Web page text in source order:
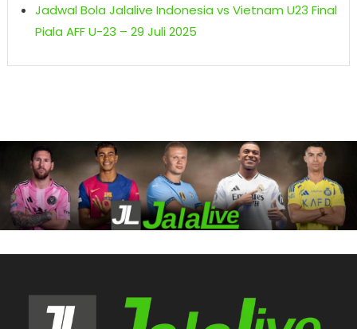
Jadwal Bola Jalalive Indonesia vs Vietnam U23 Final
Piala AFF U-23 – 29 Juli 2025